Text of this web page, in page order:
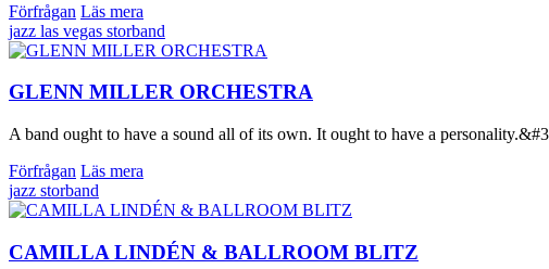
Förfrågan Läs mera
jazz las vegas storband
GLENN MILLER ORCHESTRA
A band ought to have a sound all of its own. It ought to have a
Förfrågan Läs mera
jazz storband
CAMILLA LINDÉN & BALLROOM BLITZ